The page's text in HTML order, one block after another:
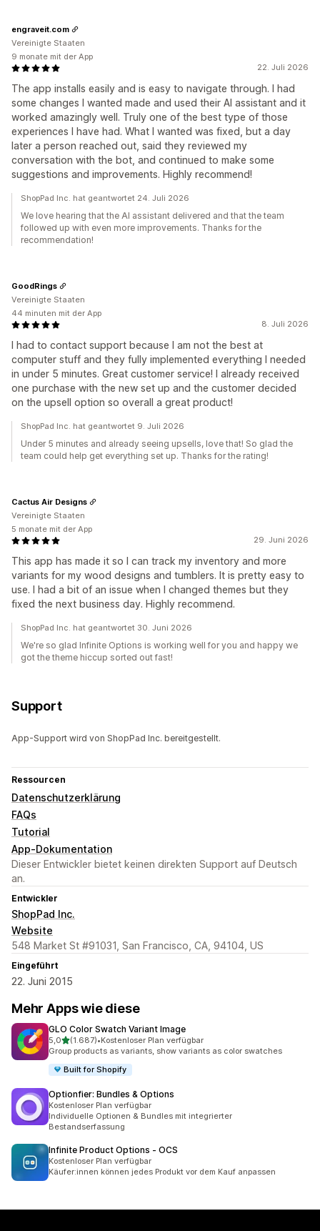
22. Juli 2026
The app installs easily and is easy to navigate through. I had
some changes I wanted made and used their AI assistant and it
worked amazingly well. Truly one of the best type of those
experiences I have had. What I wanted was fixed, but a day
later a person reached out, said they reviewed my
conversation with the bot, and continued to make some
suggestions and improvements. Highly recommend!
engraveit.com
Vereinigte Staaten
9 monate mit der App
ShopPad Inc. hat geantwortet 24. Juli 2026
We love hearing that the AI assistant delivered and that the team
followed up with even more improvements. Thanks for the
recommendation!
8. Juli 2026
I had to contact support because I am not the best at
computer stuff and they fully implemented everything I needed
in under 5 minutes. Great customer service! I already received
one purchase with the new set up and the customer decided
on the upsell option so overall a great product!
GoodRings
Vereinigte Staaten
44 minuten mit der App
ShopPad Inc. hat geantwortet 9. Juli 2026
Under 5 minutes and already seeing upsells, love that! So glad the
team could help get everything set up. Thanks for the rating!
29. Juni 2026
This app has made it so I can track my inventory and more
variants for my wood designs and tumblers. It is pretty easy to
use. I had a bit of an issue when I changed themes but they
fixed the next business day. Highly recommend.
Cactus Air Designs
Vereinigte Staaten
5 monate mit der App
ShopPad Inc. hat geantwortet 30. Juni 2026
We're so glad Infinite Options is working well for you and happy we
got the theme hiccup sorted out fast!
Support
App-Support wird von ShopPad Inc. bereitgestellt.
Ressourcen
Datenschutzerklärung
FAQs
Tutorial
App-Dokumentation
Dieser Entwickler bietet keinen direkten Support auf Deutsch
an.
Entwickler
ShopPad Inc.
Website
548 Market St #91031, San Francisco, CA, 94104, US
Eingeführt
22. Juni 2015
Mehr Apps wie diese
GLO Color Swatch Variant Image
5,0von 5 Sternen
(1.687)
1687 Rezensionen insgesamt
•Kostenloser Plan verfügbar
Group products as variants, show variants as color swatches
Built for Shopify
Optionfier: Bundles & Options
Kostenloser Plan verfügbar
Individuelle Optionen & Bundles mit integrierter
Bestandserfassung
Infinite Product Options ‑ OCS
Kostenloser Plan verfügbar
Käufer:innen können jedes Produkt vor dem Kauf anpassen